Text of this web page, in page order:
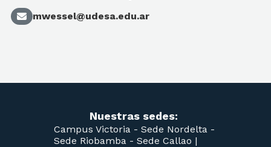
mwessel@udesa.edu.ar
Nuestras sedes:
Campus Victoria - Sede Nordelta -
Sede Riobamba - Sede Callao |